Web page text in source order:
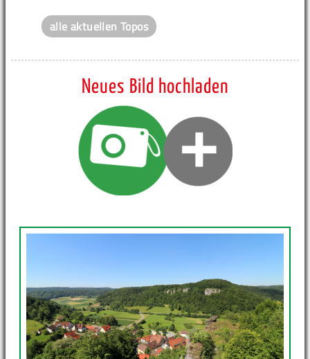
alle aktuellen Topos
Neues Bild hochladen